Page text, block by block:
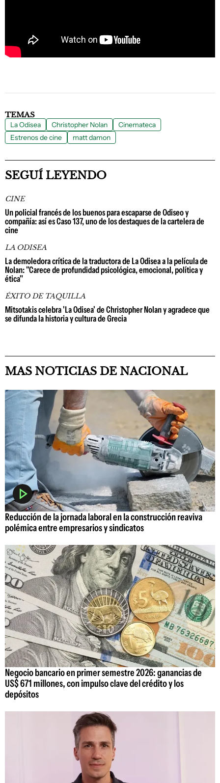
TEMAS
La Odisea Christopher Nolan
Cinemateca
Estrenos de cine
matt damon
SEGUÍ LEYENDO
CINE
Un policial francés de los buenos para escaparse de Odiseo y
compañía: así es Caso 137, uno de los destaques de la cartelera de
cine
LA ODISEA
La demoledora crítica de la traductora de La Odisea a la película de
Nolan: "Carece de profundidad psicológica, emocional, política y
ética"
ÉXITO DE TAQUILLA
Mitsotakis celebra 'La Odisea' de Christopher Nolan y agradece que
se difunda la historia y cultura de Grecia
MAS NOTICIAS DE NACIONAL
Reducción de la jornada laboral en la construcción reaviva
polémica entre empresarios y sindicatos
Negocio bancario en primer semestre 2026: ganancias de
US$ 671 millones, con impulso clave del crédito y los
depósitos